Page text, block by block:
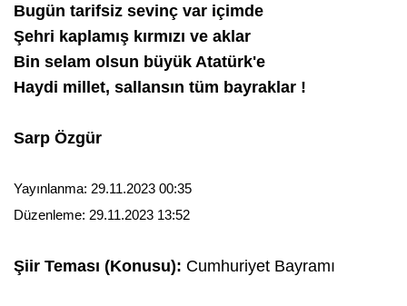
Bugün tarifsiz sevinç var içimde
Şehri kaplamış kırmızı ve aklar
Bin selam olsun büyük Atatürk'e
Haydi millet, sallansın tüm bayraklar !
Sarp Özgür
Yayınlanma: 29.11.2023 00:35
Düzenleme: 29.11.2023 13:52
Şiir Teması (Konusu): Cumhuriyet Bayramı